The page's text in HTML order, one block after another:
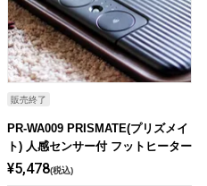
販売終了
PR-WA009 PRISMATE(プリズメイ
ト) 人感センサー付 フットヒーター
¥5,478 税込